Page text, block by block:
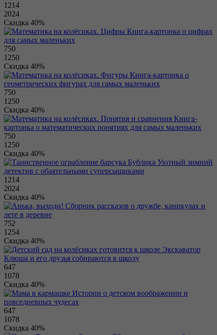
1214
2024
Скидка 40%
Книга-картонка о цифрах
для самых маленьких
750
1250
Скидка 40%
Книга-картонка о
геометрических фигурах для самых маленьких
750
1250
Скидка 40%
Книга-
картонка о математических понятиях для самых маленьких
750
1250
Скидка 40%
Уютный зимний
детектив с обаятельными суперсыщиками
1214
2024
Скидка 40%
Сборник рассказов о дружбе, каникулах и
лете в деревне
752
1254
Скидка 40%
Экскаватор
Клюша и его друзья собираются в школу
647
1078
Скидка 40%
Истории о детском воображении и
повседневных чудесах
647
1078
Скидка 40%